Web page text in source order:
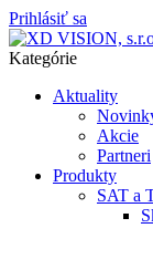
Prihlásiť sa
Kategórie
Aktuality
Akcie
Partneri
Produkty
SAT a